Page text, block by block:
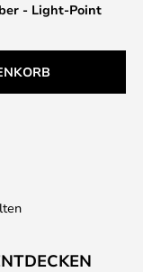
- Light-Point